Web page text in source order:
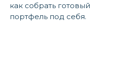
как собрать готовый
портфель под себя.